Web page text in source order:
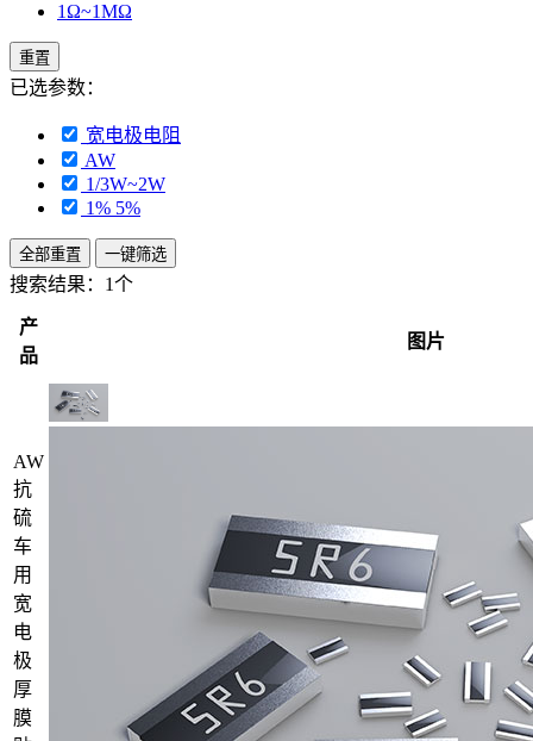
1Ω~1MΩ
重置
已选参数：
宽电极电阻
AW
1/3W~2W
1% 5%
全部重置 一键筛选
搜索结果： 1个
产
品
图片
AW
抗
硫
车
用
宽
电
极
厚
膜